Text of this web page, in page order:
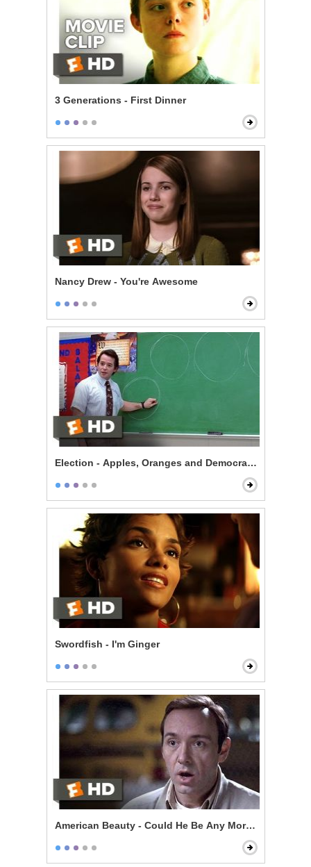
3 Generations - First Dinner
Nancy Drew - You're Awesome
Election - Apples, Oranges and Democracy
Swordfish - I'm Ginger
American Beauty - Could He Be Any More Pathetic?